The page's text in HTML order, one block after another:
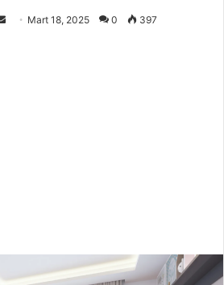
Bir
Mart 18, 2025 0 397